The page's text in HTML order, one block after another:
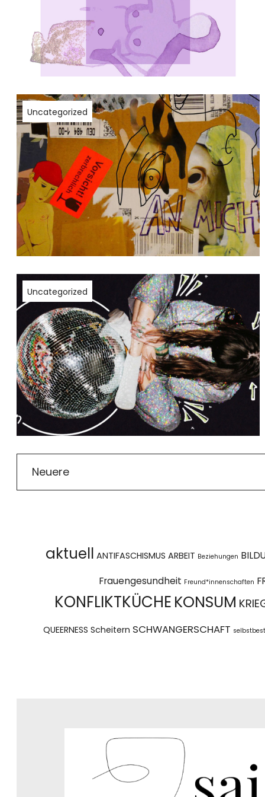
Uncategorized
Uncategorized
Neuere
aktuell ANTIFASCHISMUS ARBEIT Beziehungen
Frauengesundheit Freund*innenschaften
KONFLIKTKÜCHEKONSUM
QUEERNESS Scheitern SCHWANGERSCHAFT